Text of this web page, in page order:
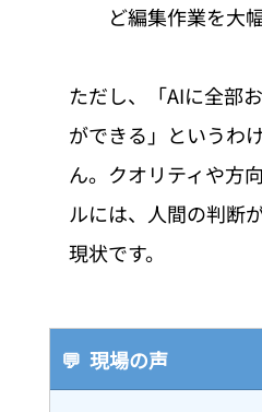
ど編集作業を大
ただし、「AIに全部
ができる」というわ
ん。クオリティや方
ルには、人間の判断
現状です。
💬  現場の声